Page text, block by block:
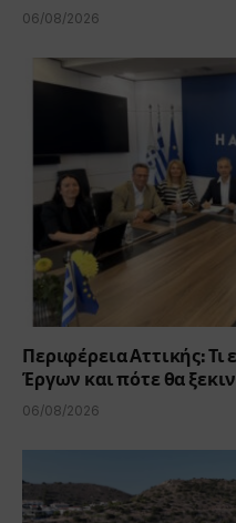
06/08/2026
Περιφέρεια Αττικής:
Έργων και πότε θα
06/08/2026